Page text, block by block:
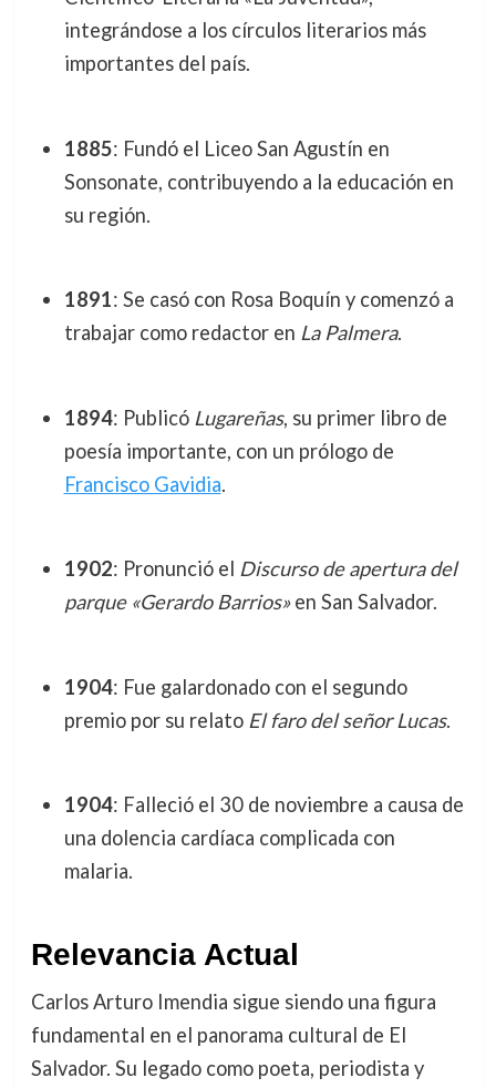
integrándose a los círculos literarios más
importantes del país.
1885: Fundó el Liceo San Agustín en
Sonsonate, contribuyendo a la educación en
su región.
1891: Se casó con Rosa Boquín y comenzó a
trabajar como redactor en La Palmera.
1894: Publicó Lugareñas, su primer libro de
poesía importante, con un prólogo de
Francisco Gavidia.
1902: Pronunció el Discurso de apertura del
parque «Gerardo Barrios»en San Salvador.
1904: Fue galardonado con el segundo
premio por su relato El faro del señor Lucas.
1904: Falleció el 30 de noviembre a causa de
una dolencia cardíaca complicada con
malaria.
Relevancia Actual
Carlos Arturo Imendia sigue siendo una figura
fundamental en el panorama cultural de El
Salvador. Su legado como poeta, periodista y